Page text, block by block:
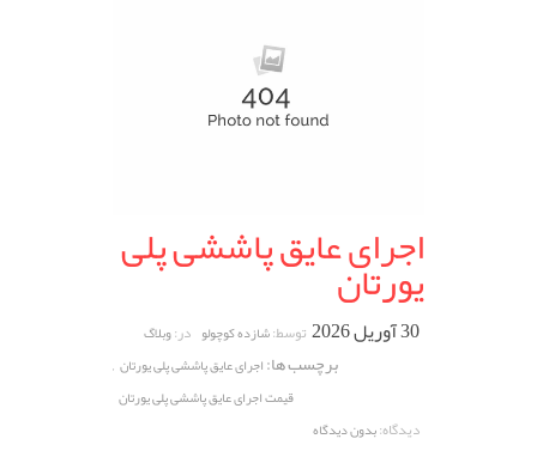
اجرای عایق پاششی پلی
یورتان
30 آوریل 2026 توسط:شازده کوچولو در:وبلاگ
برچسب ها:اجرای عایق پاششی پلی یورتان ,
قیمت اجرای عایق پاششی پلی یورتان
دیدگاه:بدون دیدگاه